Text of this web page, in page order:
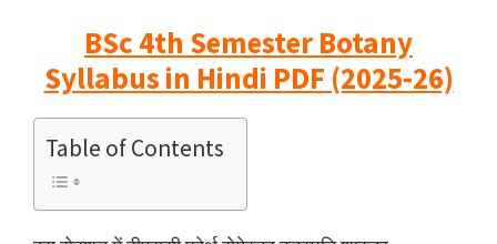
BSc 4th Semester Botany
Syllabus in Hindi PDF (2025-26)
Table of Contents